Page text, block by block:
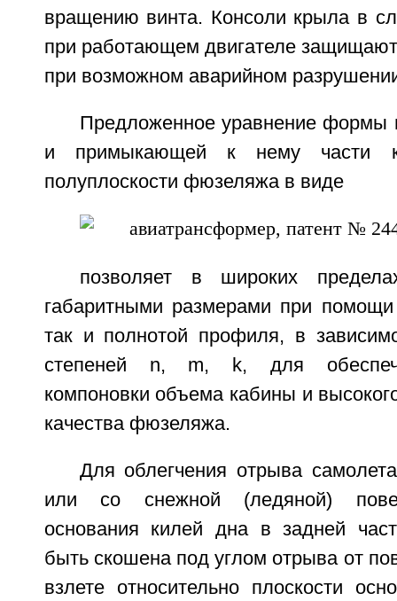
вращению винта. Консоли крыла в
при работающем двигателе
при возможном аварийном
Предложенное уравнение формы
и примыкающей к нему части
полуплоскости фюзеляжа в виде
позволяет в широких
габаритными размерами при
так и полнотой профиля, в
степеней n, m, k, для
компоновки объема кабины и
качества фюзеляжа.
Для облегчения отрыва
или со снежной (ледяной)
основания килей дна в задней
быть скошена под углом отрыва от
взлете относительно плоскости